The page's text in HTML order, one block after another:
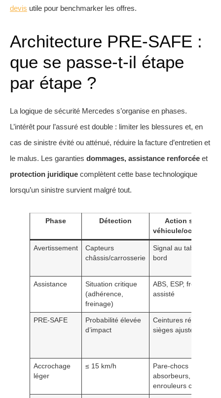
devis utile pour benchmarker les offres.
Architecture PRE‑SAFE :
que se passe‑t‑il étape
par étape ?
La logique de sécurité Mercedes s’organise en phases.
L’intérêt pour l’assuré est double : limiter les blessures et, en
cas de sinistre évité ou atténué, réduire la facture d’entretien et
le malus. Les garanties dommages, assistance renforcée et
protection juridique complètent cette base technologique
lorsqu’un sinistre survient malgré tout.
Phase Détection
Action sur le
véhicule/occupants
Avertissement
Capteurs
châssis/carrosserie
Signal au tableau de
bord
Assistance
Situation critique
(adhérence,
freinage)
ABS, ESP, freinage
assisté
PRE‑SAFE
Probabilité élevée
d’impact
Ceintures rétractées,
sièges ajustés
Accrochage
léger
≤ 15 km/h
Pare‑chocs
absorbeurs,
enrouleurs ceintures